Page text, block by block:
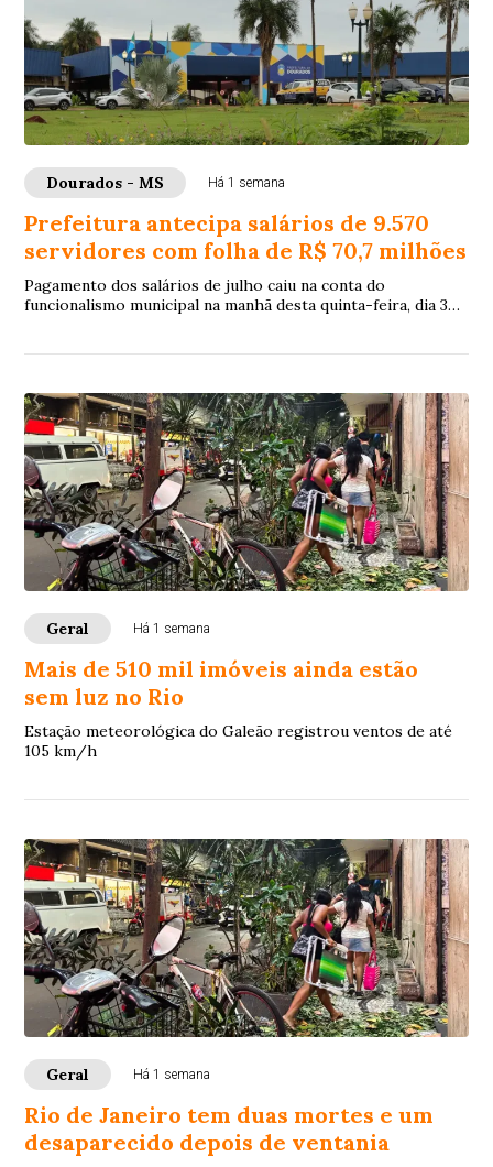
Dourados - MS Há 1 semana
Prefeitura antecipa salários de 9.570
servidores com folha de R$ 70,7 milhões
Pagamento dos salários de julho caiu na conta do
funcionalismo municipal na manhã desta quinta-feira, dia 30
Geral Há 1 semana
Mais de 510 mil imóveis ainda estão
sem luz no Rio
Estação meteorológica do Galeão registrou ventos de até
105 km/h
Geral Há 1 semana
Rio de Janeiro tem duas mortes e um
desaparecido depois de ventania